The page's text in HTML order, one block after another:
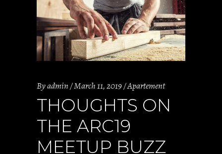
Byadmin March 11, 2019 Apartement
THOUGHTS ON
THE ARC19
MEETUP BUZZ